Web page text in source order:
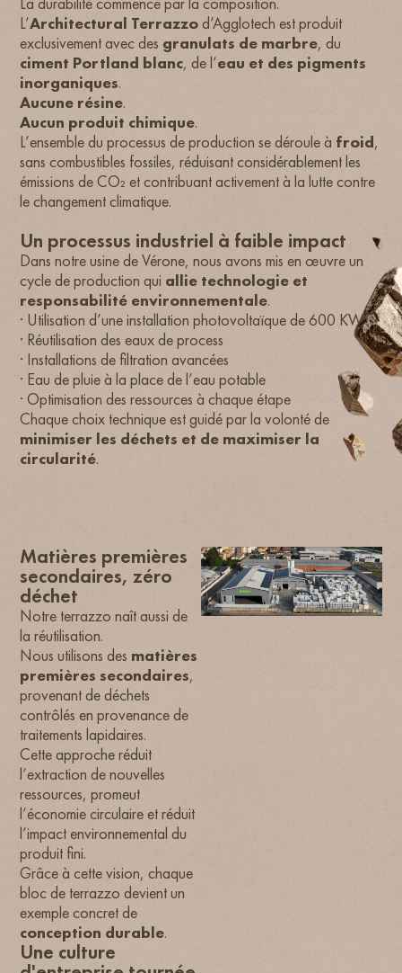
L’Architectural Terrazzod’Agglotech est produit
exclusivement avec des granulats de marbre, du
ciment Portland blanc, de l’eau et des pigments
inorganiques.
Aucune résine.
Aucun produit chimique.
L’ensemble du processus de production se déroule à froid,
sans combustibles fossiles, réduisant considérablement les
émissions de CO₂ et contribuant activement à la lutte contre
le changement climatique.
Un processus industriel à faible impact
Dans notre usine de Vérone, nous avons mis en œuvre un
cycle de production qui allie technologie et
responsabilité environnementale.
· Utilisation d’une installation photovoltaïque de 600 KW
· Réutilisation des eaux de process
· Installations de filtration avancées
· Eau de pluie à la place de l’eau potable
· Optimisation des ressources à chaque étape
Chaque choix technique est guidé par la volonté de
minimiser les déchets et de maximiser la
circularité.
Matières premières
secondaires, zéro
déchet
Notre terrazzo naît aussi de
la réutilisation.
Nous utilisons des matières
premières secondaires,
provenant de déchets
contrôlés en provenance de
traitements lapidaires.
Cette approche réduit
l’extraction de nouvelles
ressources, promeut
l’économie circulaire et réduit
l’impact environnemental du
produit fini.
Grâce à cette vision, chaque
bloc de terrazzo devient un
exemple concret de
conception durable.
Une culture